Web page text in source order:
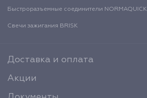
Быстроразъемные соединители NORMAQUICK
Свечи зажигания BRISK
Доставка и оплата
Акции